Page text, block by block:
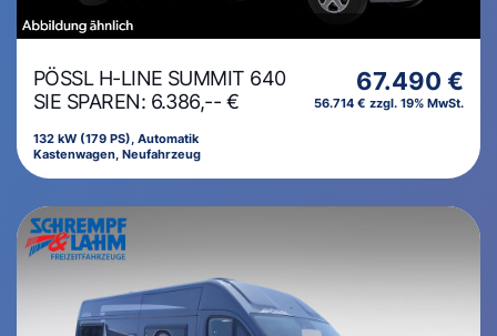
PÖSSL H-LINE SUMMIT 640
SIE SPAREN: 6.386,-- €
132 kW (179 PS), Automatik
Kastenwagen, Neufahrzeug
67.490 €
56.714 € zzgl. 19% MwSt.